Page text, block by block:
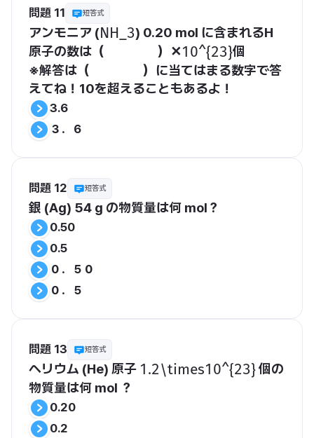
問題 11 短答式
アンモニア (​NH_3​) 0.20 mol に含まれるH
原子の数は（　　　　）✕​10^{23}​個
※解答は（　　　　）に当てはまる数字で答
えてね！10を超えることもあるよ！
3.6
３．６
問題 12 短答式
銀 (Ag) 54 g の物質量は何 mol？
0.50
0.5
０．５０
０．５
問題 13 短答式
ヘリウム (He) 原子 ​1.2\times10^{23}​ 個の
物質量は何 mol ？
0.20
0.2